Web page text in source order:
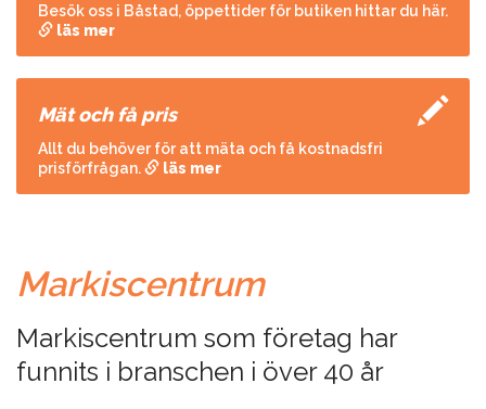
Besök oss i Båstad, öppettider för butiken hittar du här.
läs mer
Mät och få pris
Allt du behöver för att mäta och få kostnadsfri
prisförfrågan.
läs mer
Markiscentrum
Markiscentrum som företag har
funnits i branschen i över 40 år